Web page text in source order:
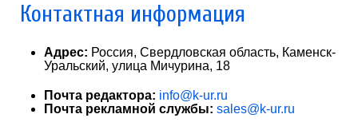
Контактная информация
Адрес: Россия, Свердловская область, Каменск-
Уральский, улица Мичурина, 18
Почта редактора: info@k-ur.ru
Почта рекламной службы: sales@k-ur.ru